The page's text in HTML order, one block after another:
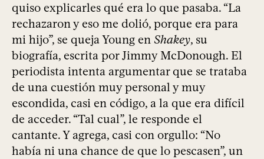
quiso explicarles qué era lo que pasaba. “La
rechazaron y eso me dolió, porque era para
mi hijo”, se queja Young en Shakey, su
biografía, escrita por Jimmy McDonough. El
periodista intenta argumentar que se trataba
de una cuestión muy personal y muy
escondida, casi en código, a la que era difícil
de acceder. “Tal cual”, le responde el
cantante. Y agrega, casi con orgullo: “No
había ni una chance de que lo pescasen”, un